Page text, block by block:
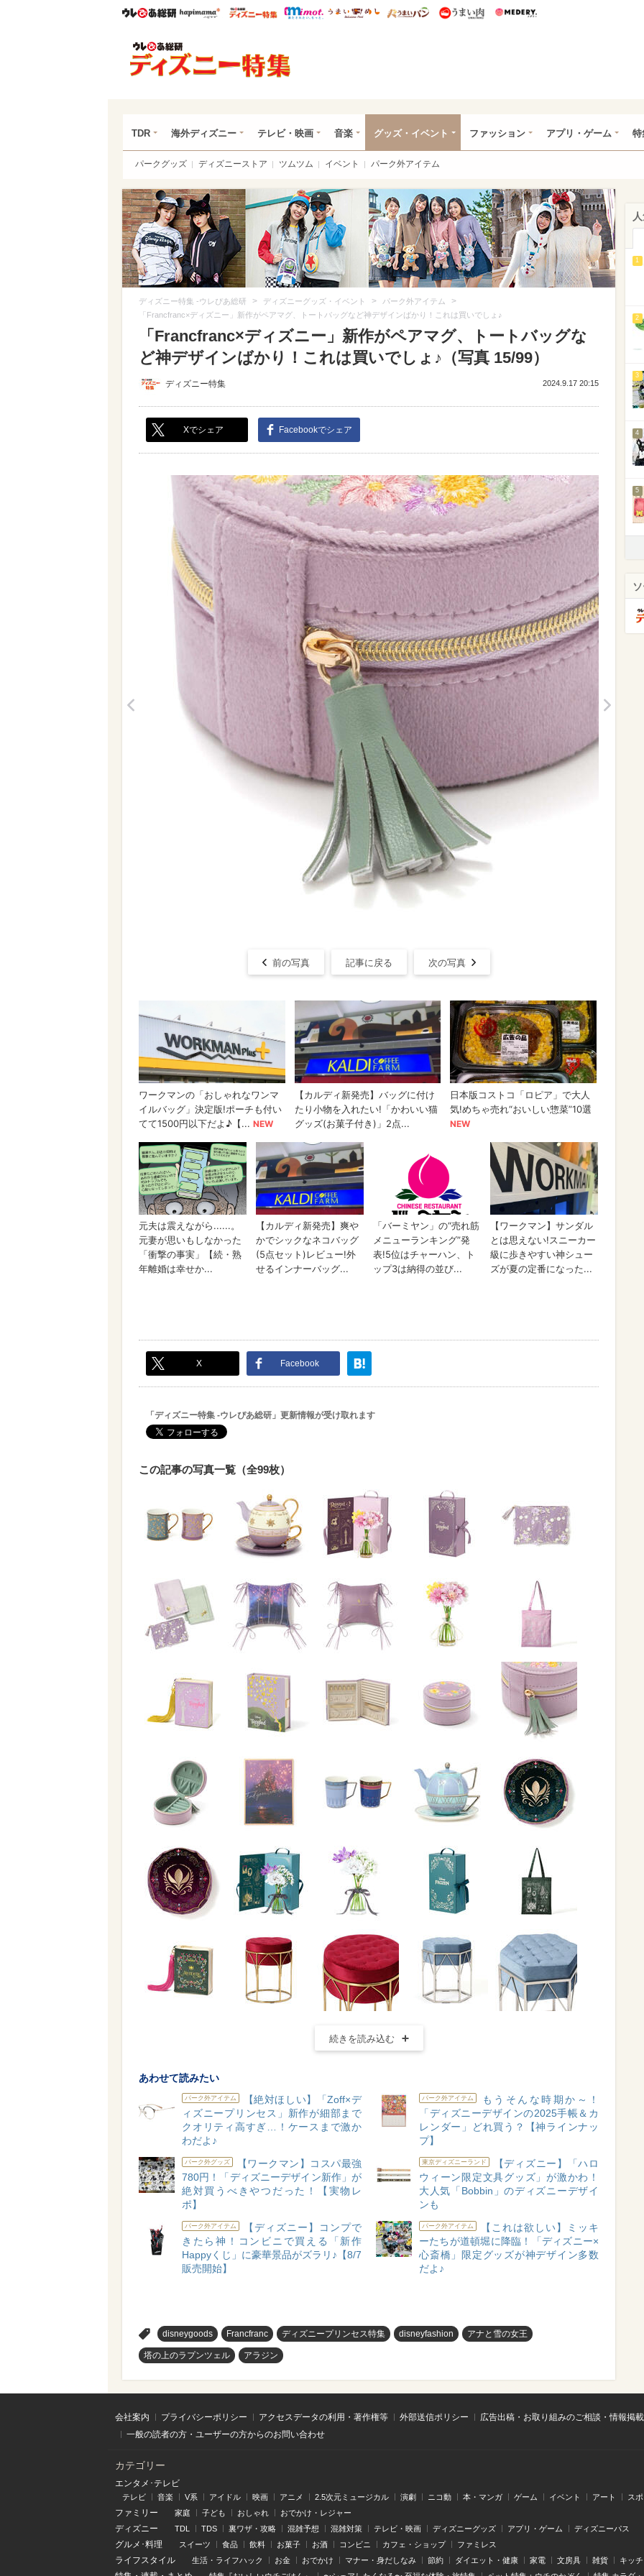
ウレぴあ総研ハピママ* ウレぴあ総研 ディズニー特集
mimot. うまいめし うまいパン うまい肉
TDR 海外ディズニー テレビ・映画 音楽 グッズ・イベント ファッション アプリ・ゲーム 特
パークグッズ ディズニーストア ツムツム イベント パーク外アイテム
ディズニー特集 -ウレぴあ総研 > ディズニーグッズ・イベント > パーク外アイテム >
「Francfranc×ディズニー」新作がペアマグ、トートバッグなど神デザインばかり！これは買いでしょ♪
「Francfranc×ディズニー」新作がペアマグ、トートバッグな
ど神デザインばかり！これは買いでしょ♪（写真 15/99）
ディズニー特集 2024.9.17 20:15
Xでシェア Facebookでシェア
前の写真 記事に戻る 次の写真
X Facebook
「ディズニー特集 -ウレぴあ総研」更新情報が受け取れます
この記事の写真一覧（全99枚）
続きを読み込む
あわせて読みたい
パーク外アイテム
【絶対ほしい】「Zoff×デ
ィズニープリンセス」新作が細部まで
クオリティ高すぎ…！ケースまで激か
わだよ♪
パーク外アイテム
もうそんな時期か～！
「ディズニーデザインの2025手帳＆カ
レンダー」どれ買う？【神ラインナッ
プ】
パーク外グッズ
【ワークマン】コスパ最強
780円！「ディズニーデザイン新作」が
絶対買うべきやつだった！【実物レ
ポ】
東京ディズニーランド
【ディズニー】「ハロ
ウィーン限定文具グッズ」が激かわ！
大人気「Bobbin」のディズニーデザイ
ンも
パーク外アイテム
【ディズニー】コンプで
きたら神！コンビニで買える「新作
Happyくじ」に豪華景品がズラリ♪【8/7
販売開始】
パーク外アイテム
【これは欲しい】ミッキ
ーたちが道頓堀に降臨！「ディズニー×
心斎橋」限定グッズが神デザイン多数
だよ♪
disneygoods Francfranc ディズニープリンセス特集 disneyfashion アナと雪の女王
塔の上のラプンツェル アラジン
1
2
3
4
5
会社案内 プライバシーポリシー アクセスデータの利用・著作権等 外部送信ポリシー
広告出稿・お取り組みのご相談・情報掲
一般の読者の方・ユーザーの方からのお問い合わせ
カテゴリー
エンタメ･テレビ
テレビ 音楽 V系 アイドル 映画 アニメ 2.5次元ミュージカル 演劇 ニコ動 本・マンガ ゲーム イベント アート ス
ファミリー 家庭 子ども おしゃれ おでかけ・レジャー
ディズニー TDL TDS 裏ワザ・攻略 混雑予想 混雑対策 テレビ・映画 ディズニーグッズ アプリ・ゲーム ディズニーパス
グルメ･料理 スイーツ 食品 飲料 お菓子 お酒 コンビニ カフェ・ショップ ファミレス
ライフスタイル 生活・ライフハック お金 おでかけ マナー・身だしなみ 節約 ダイエット・健康 家電 文房具 雑貨 キッ